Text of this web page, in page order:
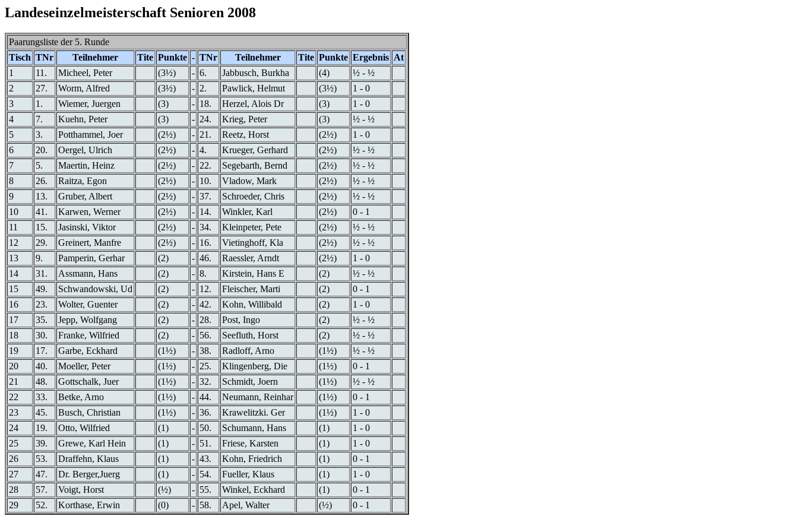
Landeseinzelmeisterschaft Senioren 2008
Paarungsliste der 5. Runde
Tisch TNr Teilnehmer Tite Punkte - TNr Teilnehmer Tite Punkte Ergebnis At
1
11. Micheel, Peter (3½) - 6. Jabbusch, Burkha (4)
½ - ½
2
27. Worm, Alfred (3½) - 2. Pawlick, Helmut (3½)
1 - 0
3
1. Wiemer, Juergen (3) - 18. Herzel, Alois Dr (3)
1 - 0
4
7. Kuehn, Peter (3) - 24. Krieg, Peter (3)
½ - ½
5
3. Potthammel, Joer (2½) - 21. Reetz, Horst (2½)
1 - 0
6
20. Oergel, Ulrich (2½) - 4. Krueger, Gerhard (2½)
½ - ½
7
5. Maertin, Heinz (2½) - 22. Segebarth, Bernd (2½)
½ - ½
8
26. Raitza, Egon (2½) - 10. Vladow, Mark (2½)
½ - ½
9
13. Gruber, Albert (2½) - 37. Schroeder, Chris (2½)
½ - ½
10
41. Karwen, Werner (2½) - 14. Winkler, Karl (2½)
0 - 1
11
15. Jasinski, Viktor (2½) - 34. Kleinpeter, Pete (2½)
½ - ½
12
29. Greinert, Manfre (2½) - 16. Vietinghoff, Kla (2½)
½ - ½
13
9. Pamperin, Gerhar (2) - 46. Raessler, Arndt (2½)
1 - 0
14
31. Assmann, Hans (2) - 8. Kirstein, Hans E (2)
½ - ½
15
49. Schwandowski, Ud (2) - 12. Fleischer, Marti (2)
0 - 1
16
23. Wolter, Guenter (2) - 42. Kohn, Willibald (2)
1 - 0
17
35. Jepp, Wolfgang (2) - 28. Post, Ingo (2)
½ - ½
18
30. Franke, Wilfried (2) - 56. Seefluth, Horst (2)
½ - ½
19
17. Garbe, Eckhard (1½) - 38. Radloff, Arno (1½)
½ - ½
20
40. Moeller, Peter (1½) - 25. Klingenberg, Die (1½)
0 - 1
21
48. Gottschalk, Juer (1½) - 32. Schmidt, Joern (1½)
½ - ½
22
33. Betke, Arno (1½) - 44. Neumann, Reinhar (1½)
0 - 1
23
45. Busch, Christian (1½) - 36. Krawelitzki. Ger (1½)
1 - 0
24
19. Otto, Wilfried (1) - 50. Schumann, Hans (1)
1 - 0
25
39. Grewe, Karl Hein (1) - 51. Friese, Karsten (1)
1 - 0
26
53. Draffehn, Klaus (1) - 43. Kohn, Friedrich (1)
0 - 1
27
47. Dr. Berger,Juerg (1) - 54. Fueller, Klaus (1)
1 - 0
28
57. Voigt, Horst (½) - 55. Winkel, Eckhard (1)
0 - 1
29
52. Korthase, Erwin (0) - 58. Apel, Walter (½) 0 - 1